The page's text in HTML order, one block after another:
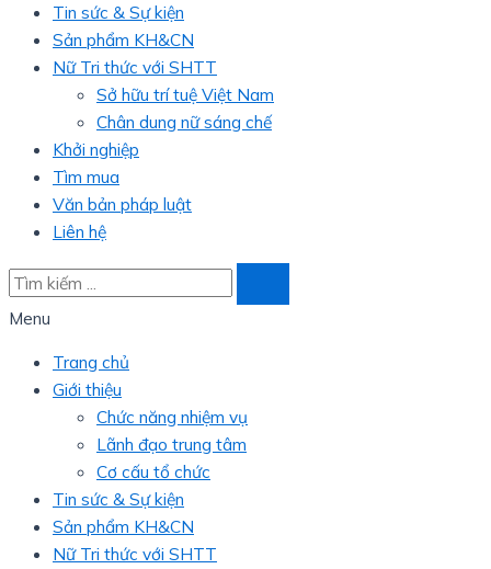
Tin sức & Sự kiện
Sản phẩm KH&CN
Nữ Tri thức với SHTT
Sở hữu trí tuệ Việt Nam
Chân dung nữ sáng chế
Khởi nghiệp
Tìm mua
Văn bản pháp luật
Liên hệ
Menu
Trang chủ
Giới thiệu
Chức năng nhiệm vụ
Lãnh đạo trung tâm
Cơ cấu tổ chức
Tin sức & Sự kiện
Sản phẩm KH&CN
Nữ Tri thức với SHTT